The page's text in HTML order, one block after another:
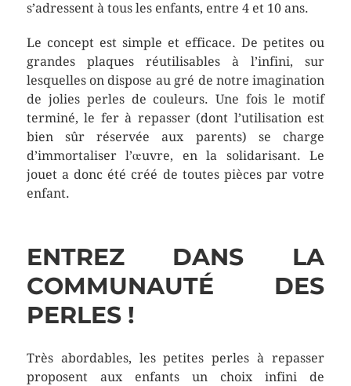
s’adressent à tous les enfants, entre 4 et 10 ans.
Le concept est simple et efficace. De petites ou
grandes plaques réutilisables à l’infini, sur
lesquelles on dispose au gré de notre imagination
de jolies perles de couleurs. Une fois le motif
terminé, le fer à repasser (dont l’utilisation est
bien sûr réservée aux parents) se charge
d’immortaliser l’œuvre, en la solidarisant. Le
jouet a donc été créé de toutes pièces par votre
enfant.
ENTREZ DANS LA
COMMUNAUTÉ DES
PERLES !
Très abordables, les petites perles à repasser
proposent aux enfants un choix infini de